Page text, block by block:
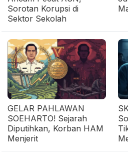
Sorotan Korupsi di
Sektor Sekolah
GELAR PAHLAWAN
SOEHARTO! Sejarah
Diputihkan, Korban HAM
Menjerit